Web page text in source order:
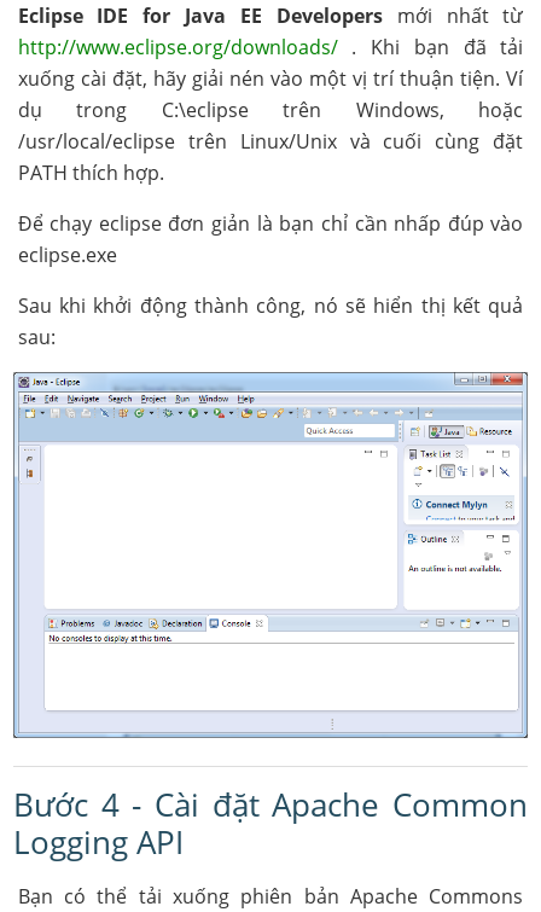
Eclipse IDE for Java EE Developersmới nhất từ
http://www.eclipse.org/downloads/. Khi bạn đã tải
xuống cài đặt, hãy giải nén vào một vị trí thuận tiện. Ví
dụ trong C:\eclipse trên Windows, hoặc
/usr/local/eclipse trên Linux/Unix và cuối cùng đặt
PATH thích hợp.
Để chạy eclipse đơn giản là bạn chỉ cần nhấp đúp vào
eclipse.exe
Sau khi khởi động thành công, nó sẽ hiển thị kết quả
sau:
Bước 4 - Cài đặt Apache Common
Logging API
Bạn có thể tải xuống phiên bản Apache Commons